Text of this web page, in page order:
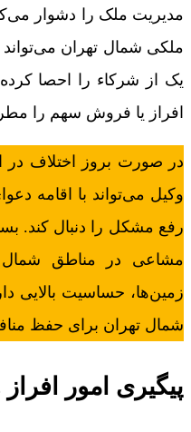
مدیریت ملک را دشوار
ملکی شمال تهران
یک از شرکاء را احصا
افراز یا فروش سهم را
در صورت بروز اختلاف در
وکیل می‌تواند با اقامه
رفع مشکل را دنبال کند.
مشاعی در مناطق شمال
زمین‌ها، حساسیت بالایی
شمال تهران برای حفظ
پیگیری امور